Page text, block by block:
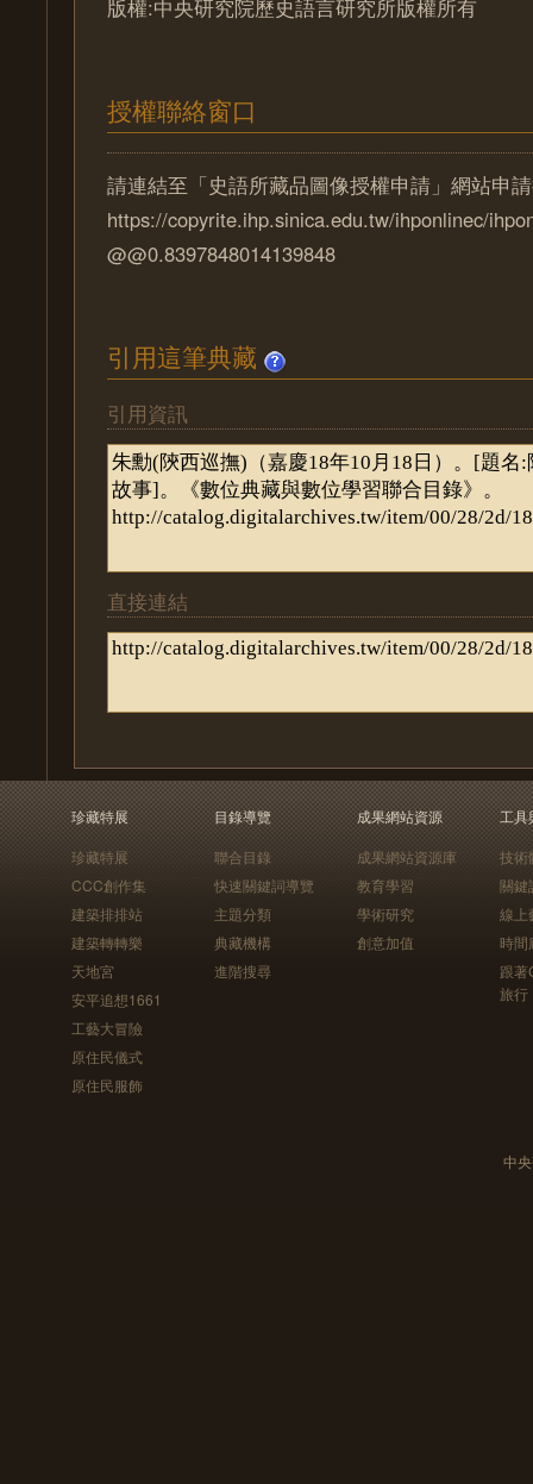
版權:中央研究院歷史語言研究所版權所有
授權聯絡窗口
請連結至「史語所藏品圖像授權申請」網站申
https://copyrite.ihp.sinica.edu.tw/ihponlinec/
@@0.8397848014139848
引用這筆典藏
引用資訊
直接連結
珍藏特展
珍藏特展
CCC創作集
建築排排站
建築轉轉樂
天地宮
安平追想1661
工藝大冒險
原住民儀式
原住民服飾
目錄導覽
聯合目錄
快速關鍵詞導覽
主題分類
典藏機構
進階搜尋
成果網站資源
成果網站資源庫
教育學習
學術研究
創意加值
工具
技術
關鍵
線上
時間
跟
旅行
中